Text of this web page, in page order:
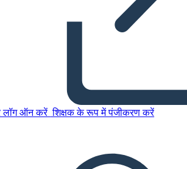
लॉग ऑन करें शिक्षक के रूप में पंजीकरण करें
स्पाइडर मैप टेम्पलेट